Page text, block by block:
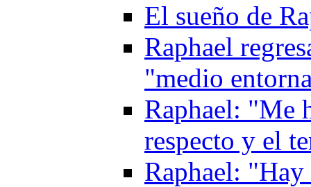
El sueño de
Raphael
"medio
Raphael: "Me
respecto y el
Raphael: "Hay